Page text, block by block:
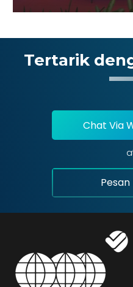
Tertarik
Chat Via